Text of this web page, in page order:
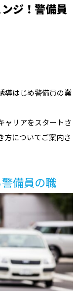
ジ！警備員
導はじめ警備員の業
ャリアをスタートさ
方についてご案内さ
備員の職